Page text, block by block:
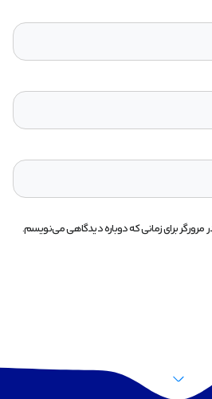
مرورگر برای زمانی که دوباره دیدگاهی می‌نویسم.